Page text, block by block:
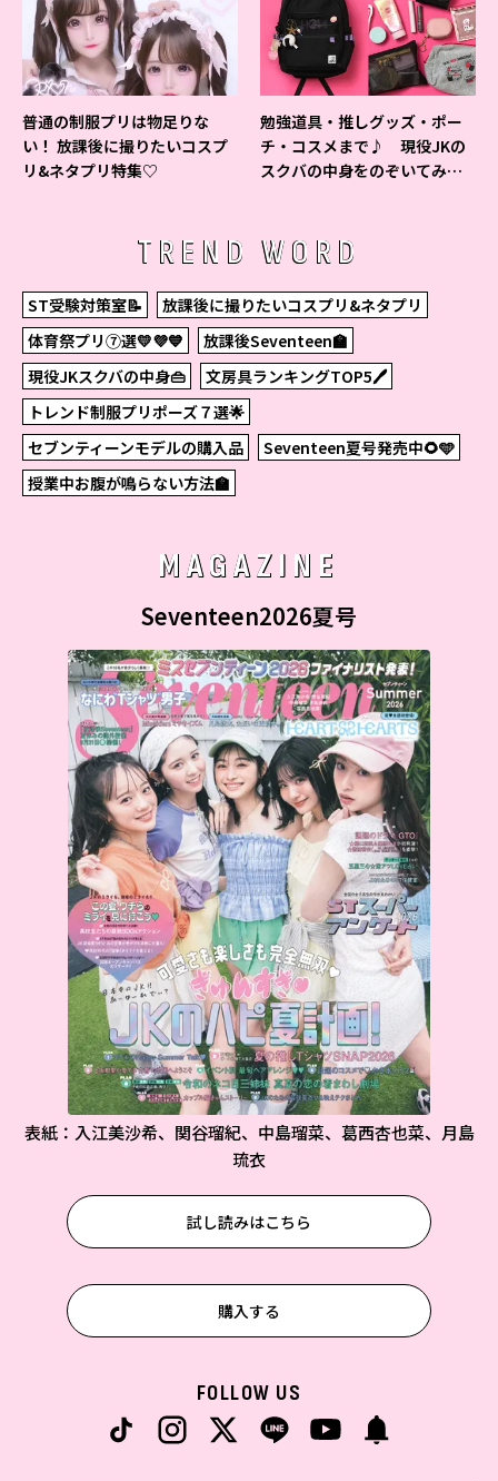
普通の制服プリは物足りな
い！ 放課後に撮りたいコスプ
リ&ネタプリ特集♡
勉強道具・推しグッズ・ポー
チ・コスメまで♪ 現役JKの
スクバの中身をのぞいてみ
TREND WORD
ST受験対策室📝
放課後に撮りたいコスプリ&ネタプリ
体育祭プリ⑦選💛💜💙
放課後Seventeen🏫
現役JKスクバの中身👜
文房具ランキングTOP5🖊
トレンド制服プリポーズ７選🌟
セブンティーンモデルの購入品
Seventeen夏号発売中🌻🩵
授業中お腹が鳴らない方法🏫
MAGAZINE
Seventeen2026夏号
表紙：入江美沙希、関谷瑠紀、中島瑠菜、葛西杏也菜、月島
琉衣
試し読みはこちら
購入する
FOLLOW US